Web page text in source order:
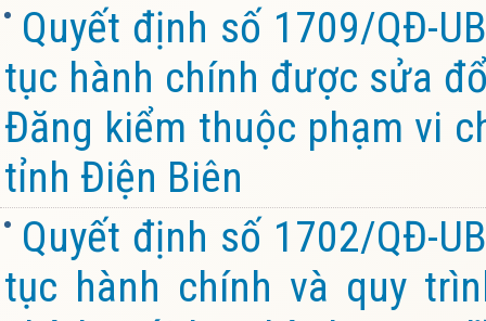
Quyết định số 1709/QĐ-
tục hành chính được sửa
Đăng kiểm thuộc phạm vi
tỉnh Điện Biên
Quyết định số 1702/QĐ-
tục hành chính và quy